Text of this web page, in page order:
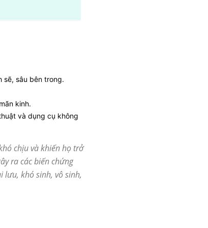
sẽ, sâu bên trong.
kinh.
và dụng cụ không
chịu và khiến họ trở
ra các biến chứng
lưu, khó sinh, vô sinh,